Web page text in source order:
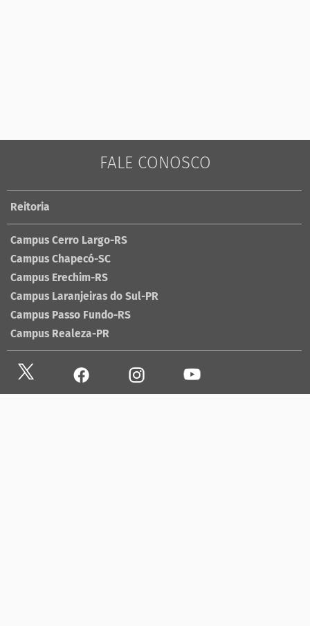
FALE CONOSCO
Reitoria
Campus Cerro Largo-RS
Campus Chapecó-SC
Campus Erechim-RS
Campus Laranjeiras do Sul-PR
Campus Passo Fundo-RS
Campus Realeza-PR